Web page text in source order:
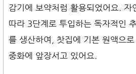
감기에 보약처럼 활용되었어요. 자
따라 3단계로 투입하는 독자적인
를 생산하여, 찻집에 기본 원액으
중화에 앞장서고 있어요.